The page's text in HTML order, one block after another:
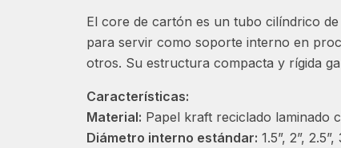
El core de cartón es un tubo cilíndrico
para servir como soporte interno en
otros. Su estructura compacta y rígida
Características:
Material: Papel kraft reciclado laminado
Diámetro interno estándar: 1.5”, 2”,